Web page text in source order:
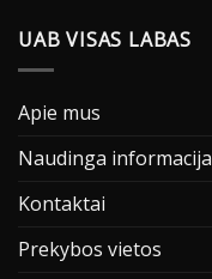
UAB VISAS LABAS
Apie mus
Naudinga informacija
Kontaktai
Prekybos vietos